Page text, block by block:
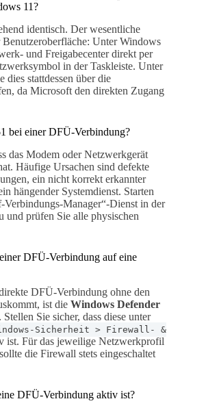
11?
identisch. Der wesentliche
Unter Windows
und Freigabecenter direkt per
in der Taskleiste. Unter
dies stattdessen über die
da Microsoft den direkten Zugang
bei einer DFÜ-Verbindung?
das Modem oder Netzwerkgerät
Häufige Ursachen sind defekte
ein nicht korrekt erkannter
hängender Systemdienst. Starten
Verbindungs-Manager“-Dienst in der
und prüfen Sie alle physischen
DFÜ-Verbindung auf eine
DFÜ-Verbindung ohne den
ist die Windows Defender
Sie sicher, dass diese unter
Sicherheit > Firewall- &
ist. Für das jeweilige Netzwerkprofil
die Firewall stets eingeschaltet
DFÜ-Verbindung aktiv ist?